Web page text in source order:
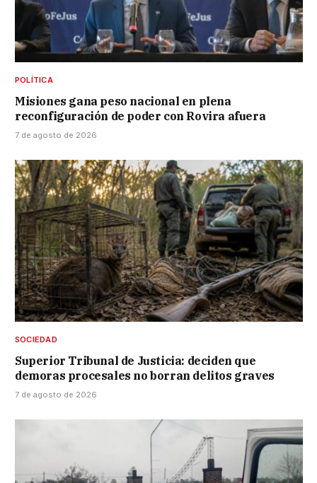
POLÍTICA
Misiones gana peso nacional en plena
reconfiguración de poder con Rovira afuera
7 de agosto de 2026
SOCIEDAD
Superior Tribunal de Justicia: deciden que
demoras procesales no borran delitos graves
7 de agosto de 2026